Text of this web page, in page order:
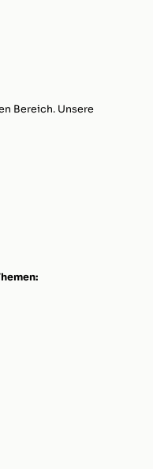
Bereich. Unsere